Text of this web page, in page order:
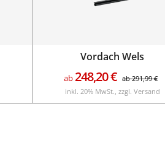
Vordach Wels
ab248,20€ ab291,99€
inkl. 20% MwSt., zzgl. Versand